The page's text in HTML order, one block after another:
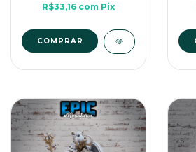
R$33,16 com Pix